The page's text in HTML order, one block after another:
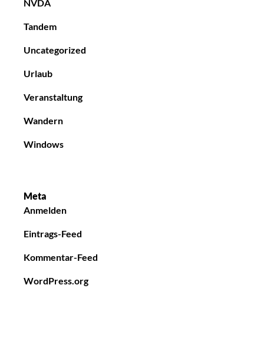
NVDA
Tandem
Uncategorized
Urlaub
Veranstaltung
Wandern
Windows
Meta
Anmelden
Eintrags-Feed
Kommentar-Feed
WordPress.org